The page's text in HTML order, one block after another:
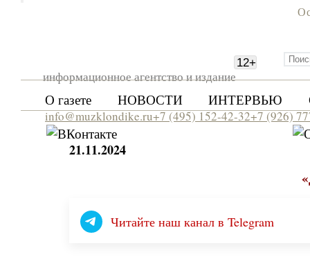
информационное агентство и издание
12+
О газете НОВОСТИ ИНТЕРВЬЮ
info@muzklondike.ru+7 (495) 152-42-32+7 (926)
21.11.2024
Читайте наш канал в Telegram